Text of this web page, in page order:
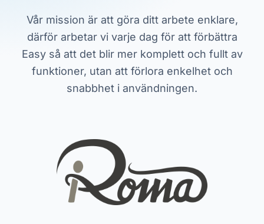
Vår mission är att göra ditt arbete enklare,
därför arbetar vi varje dag för att förbättra
Easy så att det blir mer komplett och fullt av
funktioner, utan att förlora enkelhet och
snabbhet i användningen.